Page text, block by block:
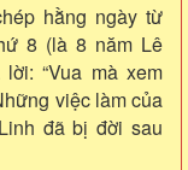
hằng ngày từ
8 (là 8 năm Lê
“Vua mà xem
việc làm của
đã bị đời sau